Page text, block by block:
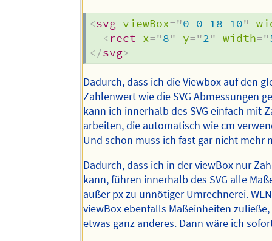
<svg viewBox="0 0 18 10"
<rect x="8" y="2" width="
</svg>
Dadurch, dass ich die Viewbox auf den
Zahlenwert wie die SVG Abmessungen
kann ich innerhalb des SVG einfach mit
arbeiten, die automatisch wie cm
Und schon muss ich fast gar nicht mehr
Dadurch, dass ich in der viewBox nur
kann, führen innerhalb des SVG alle
außer px zu unnötiger Umrechnerei.
viewBox ebenfalls Maßeinheiten
etwas ganz anderes. Dann wäre ich